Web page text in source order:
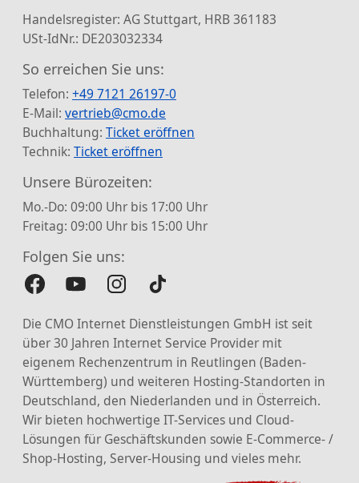
Handelsregister: AG Stuttgart, HRB 361183
USt-IdNr.: DE203032334
So erreichen Sie uns:
Telefon: +49 7121 26197-0
E-Mail: vertrieb@cmo.de
Buchhaltung: Ticket eröffnen
Technik: Ticket eröffnen
Unsere Bürozeiten:
Mo.-Do: 09:00 Uhr bis 17:00 Uhr
Freitag: 09:00 Uhr bis 15:00 Uhr
Folgen Sie uns:
Die CMO Internet Dienstleistungen GmbH ist seit
über 30 Jahren Internet Service Provider mit
eigenem Rechenzentrum in Reutlingen (Baden-
Württemberg) und weiteren Hosting-Standorten in
Deutschland, den Niederlanden und in Österreich.
Wir bieten hochwertige IT-Services und Cloud-
Lösungen für Geschäftskunden sowie E-Commerce- /
Shop-Hosting, Server-Housing und vieles mehr.